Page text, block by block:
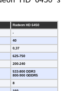
Radeon HD 6450
-
40
0,37
625-750
200-240
533-800 DDR3
800-900 GDDR5
8